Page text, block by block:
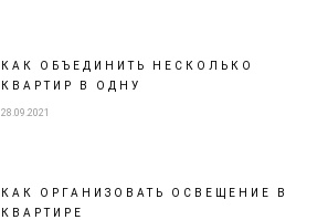
КАК ОБЪЕДИНИТЬ НЕСКОЛЬКО
КВАРТИР В ОДНУ
28.09.2021
КАК ОРГАНИЗОВАТЬ ОСВЕЩЕНИЕ В
КВАРТИРЕ